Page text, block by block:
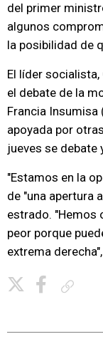
del primer
algunos
la posibilidad de
El líder socialista,
el debate de la
Francia Insumisa
apoyada por
jueves se debate
"Estamos en la
de "una apertura
estrado. "Hemos
peor porque
extrema